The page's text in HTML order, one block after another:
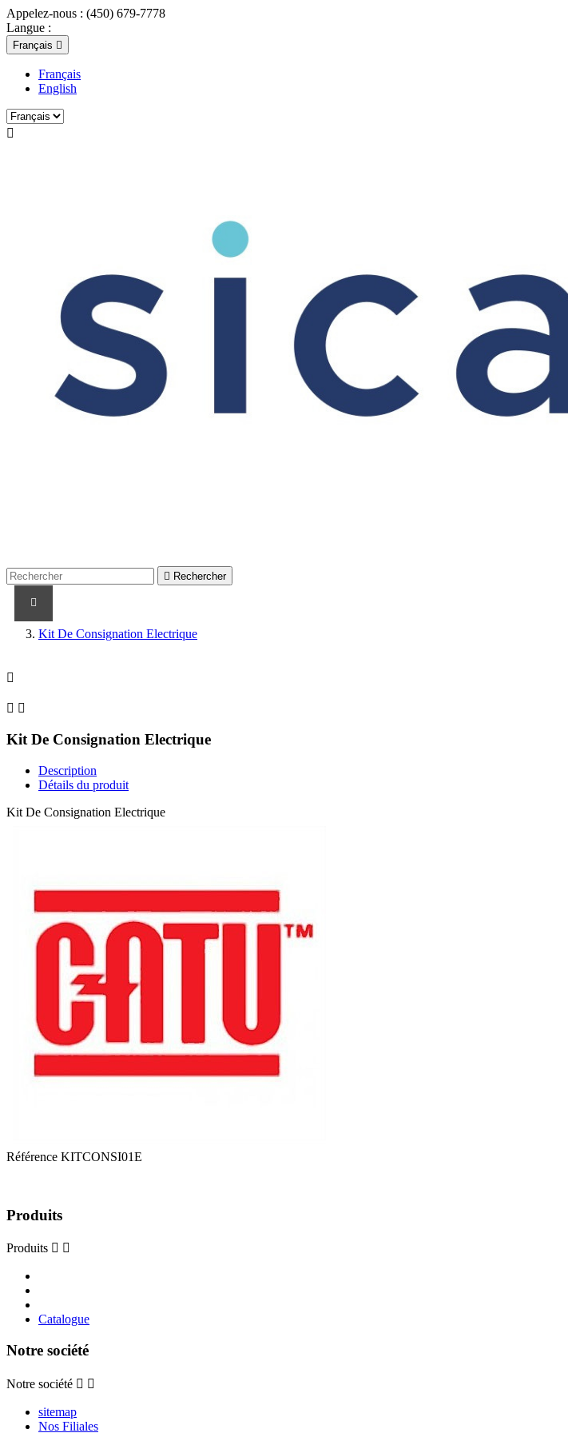
Appelez-nous : (450) 679-7778
Langue :
Français 
Français
English

 Rechercher
Kit De Consignation Electrique

 
Kit De Consignation Electrique
Description
Détails du produit
Kit De Consignation Electrique
Référence KITCONSI01E
Produits
Produits  
Catalogue
Notre société
Notre société  
sitemap
Nos Filiales